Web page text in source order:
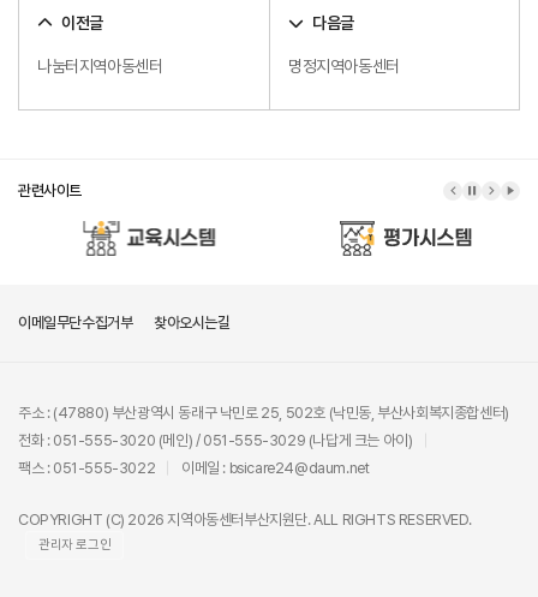
이전글
나눔터지역아동센터
다음글
명정지역아동센터
관련사이트
이메일무단수집거부 찾아오시는길
주소 : (47880) 부산광역시 동래구 낙민로 25, 502호 (낙민동, 부산사회복지종합센터)
전화 : 051-555-3020 (메인) / 051-555-3029 (나답게 크는 아이)
팩스 : 051-555-3022
이메일 : bsicare24@daum.net
COPYRIGHT (C) 2026 지역아동센터부산지원단. ALL RIGHTS RESERVED.
관리자 로그인